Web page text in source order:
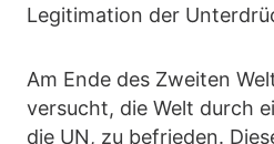
Legitimation der
Am Ende des Zweiten
versucht, die Welt durch
die UN, zu befrieden.